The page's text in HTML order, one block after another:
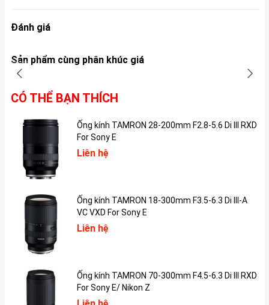
iPhone 7 tuy chỉ được trang bị màn hình độ phân giải HD trên
kích thước 4.7 inch nhưng với tấm nền IPS LCD cao cấp, màn
hình này vẫn cho chất lượng hiển thị tốt, hình ảnh và PHIÊN BẢN
cho ra rõ nét, trung thực.
3D Touch trên Apple iPhone 7 cực hữu dụng.
Đánh giá
Sản phẩm cùng phân khúc giá
CÓ THỂ BẠN THÍCH
Ống kính TAMRON 28-200mm F2.8-5.6 Di III RXD
For Sony E
Liên hệ
Ống kính TAMRON 18-300mm F3.5-6.3 Di III-A
VC VXD For Sony E
Liên hệ
Ống kính TAMRON 70-300mm F4.5-6.3 Di III RXD
For Sony E/ Nikon Z